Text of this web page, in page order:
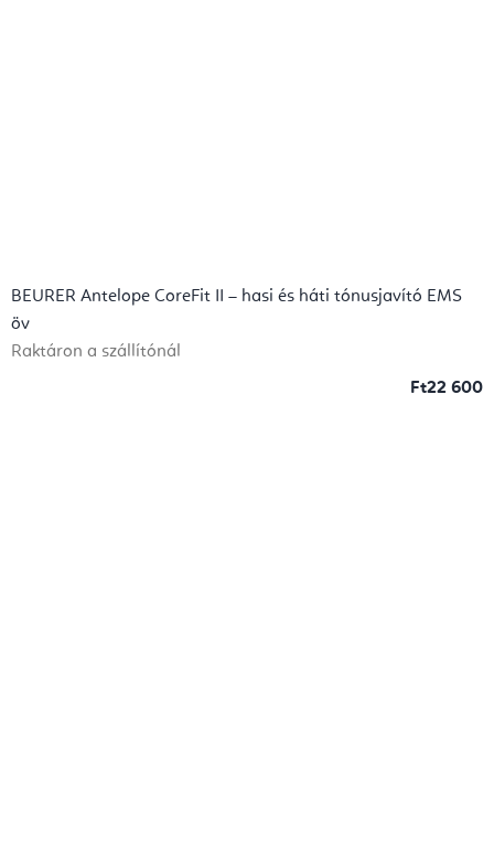
BEURER Antelope CoreFit II – hasi és háti tónusjavító EMS
öv
Raktáron a szállítónál
Ft22 600